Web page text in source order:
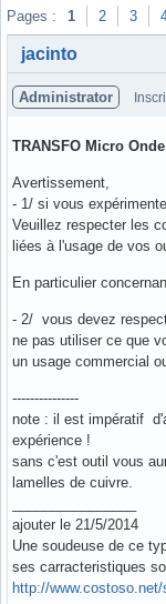
Pages : 1 2 3
jacinto
Administrator
TRANSFO Micro
Avertissement,
- 1/ si vous
Veuillez respecter les
liées à l'usage de vos
En particulier
- 2/ vous devez
ne pas utiliser ce que
un usage commercial
---------------
note : il est impératif
expérience !
sans c'est outil vous
lamelles de cuivre.
ajouter le 21/5/2014
Une soudeuse de ce
ses carracteristiques
http://